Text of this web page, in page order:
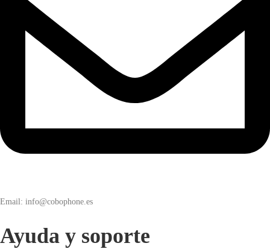
Email: info@cobophone.es
Ayuda y soporte